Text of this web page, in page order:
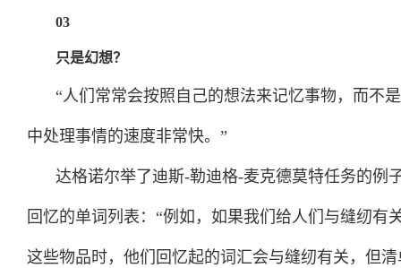
03
只是幻想？
“人们常常会按照自己的想法来记忆事物，而
中处理事情的速度非常快。”
达格诺尔举了迪斯-勒迪格-麦克德莫特任务的例
回忆的单词列表：“例如，如果我们给人们与缝纫
这些物品时，他们回忆起的词汇会与缝纫有关，但